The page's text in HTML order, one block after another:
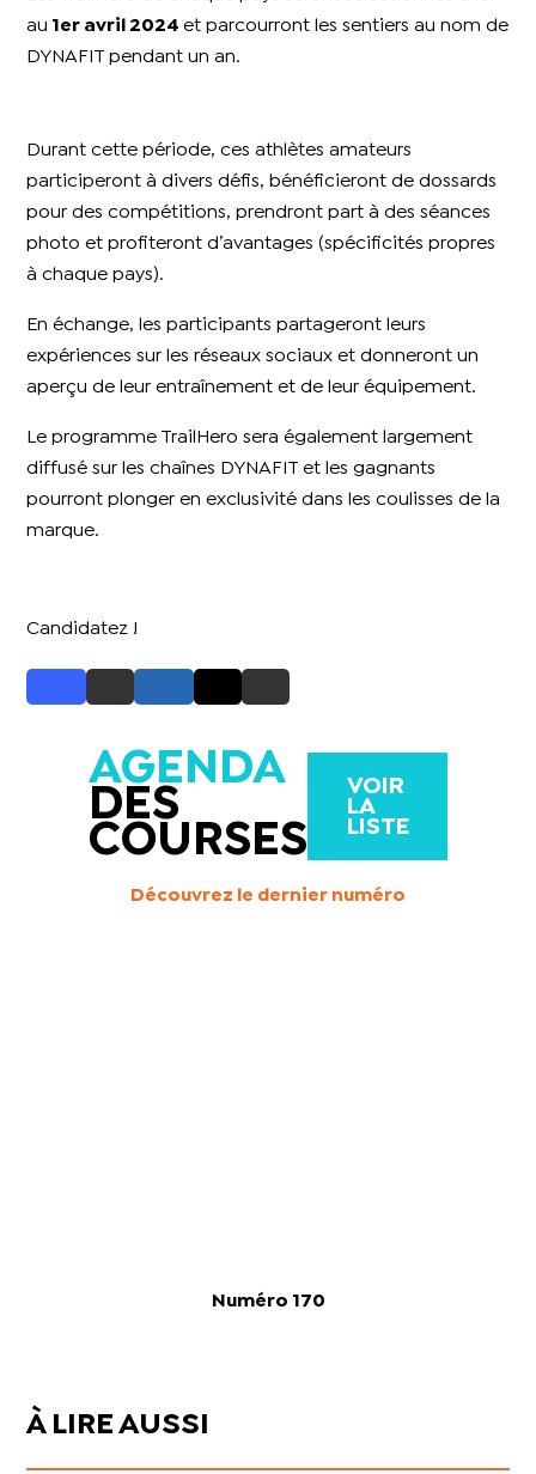
au 1er avril 2024et parcourront les sentiers au nom de
DYNAFIT pendant un an.
Durant cette période, ces athlètes amateurs
participeront à divers défis, bénéficieront de dossards
pour des compétitions, prendront part à des séances
photo et profiteront d’avantages (spécificités propres
à chaque pays).
En échange, les participants partageront leurs
expériences sur les réseaux sociaux et donneront un
aperçu de leur entraînement et de leur équipement.
Le programme TrailHero sera également largement
diffusé sur les chaînes DYNAFIT et les gagnants
pourront plonger en exclusivité dans les coulisses de la
marque.
Candidatez !
AGENDA
DES
COURSES
VOIR
LA
LISTE
Découvrez le dernier numéro
Numéro 170
À LIRE AUSSI